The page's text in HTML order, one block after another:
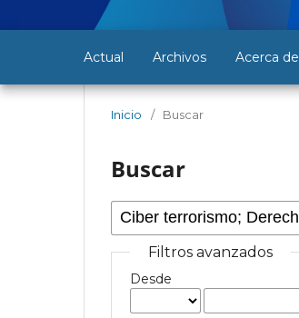
Actual Archivos Acerca de
Inicio / Buscar
Buscar
Filtros avanzados
Desde